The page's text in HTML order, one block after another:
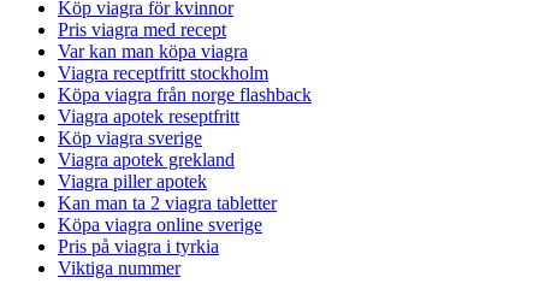
Köp viagra för kvinnor
Pris viagra med recept
Var kan man köpa viagra
Viagra receptfritt stockholm
Köpa viagra från norge flashback
Viagra apotek reseptfritt
Köp viagra sverige
Viagra apotek grekland
Viagra piller apotek
Kan man ta 2 viagra tabletter
Köpa viagra online sverige
Pris på viagra i tyrkia
Viktiga nummer